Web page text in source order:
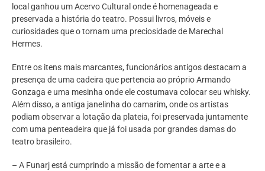
local ganhou um Acervo Cultural onde é homenageada e
preservada a história do teatro. Possui livros, móveis e
curiosidades que o tornam uma preciosidade de Marechal
Hermes.
Entre os itens mais marcantes, funcionários antigos destacam a
presença de uma cadeira que pertencia ao próprio Armando
Gonzaga e uma mesinha onde ele costumava colocar seu whisky.
Além disso, a antiga janelinha do camarim, onde os artistas
podiam observar a lotação da plateia, foi preservada juntamente
com uma penteadeira que já foi usada por grandes damas do
teatro brasileiro.
– A Funarj está cumprindo a missão de fomentar a arte e a